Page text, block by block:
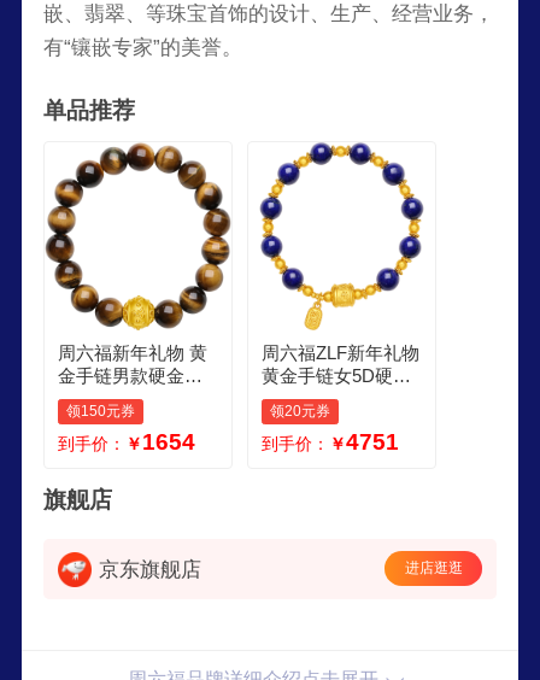
嵌、翡翠、等珠宝首饰的设计、生产、经营业务，
有“镶嵌专家”的美誉。
单品推荐
周六福新年礼物 黄
金手链男款硬金六
字真言木变石虎眼
领150元券
到手价： ￥1654
周六福ZLF新年礼物
黄金手链女5D硬金
沙面六字真言梵文
手串节日 定价暂售
空 17cm289g
领20元券
到手价： ￥4751
旗舰店
京东旗舰店 进店逛逛